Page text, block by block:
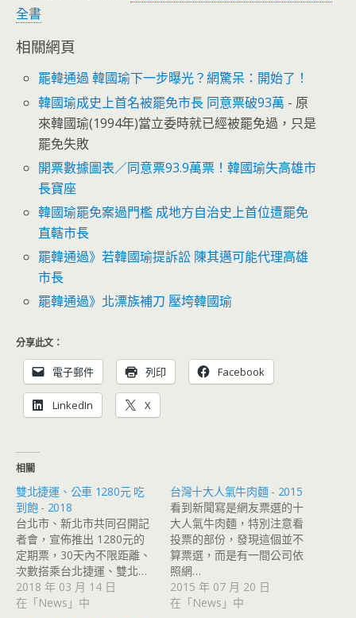
全書
相關網頁
罷韓通過 韓國瑜下一步曝光？網驚呆：開始了！
韓國瑜成史上首名被罷免市長 同意票破93萬 - 原
來韓國瑜(1994年)當立委時就已經被罷免過，只是
罷免失敗
開票數據圖表／同意票93.9萬票！韓國瑜失高雄市
長寶座
韓國瑜罷免案過門檻 成地方自治史上首位遭罷免
直轄市長
罷韓通過》若韓國瑜提訴訟 陳其邁可能代理高雄
市長
罷韓通過》北漂族補刀 壓垮韓國瑜
分享此文：
電子郵件 列印 Facebook
LinkedIn X
相關
雙北捷運、公車 1280元 吃
到飽 - 2018
台北市、新北市共同召開記
者會，宣佈推出 1280元的
定期票，30天內不限距離、
次數搭乘台北捷運、雙北…
2018 年 03 月 14 日
在「News」中
台灣十大人氣牛肉麵 - 2015
看到新聞寫是網友票選的十
大人氣牛肉麵，特別注意看
投票的部份，發現這個並不
算票選，而是有一間公司依
照網…
2015 年 07 月 20 日
在「News」中